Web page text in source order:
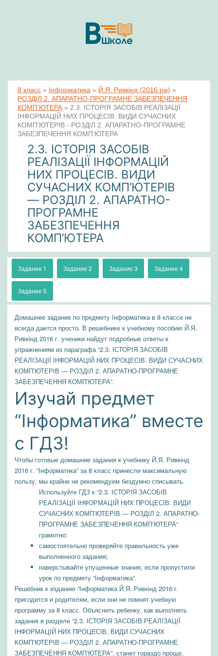
8 класс » Інформатика » Й.Я. Ривкінд (2016 рік) »
РОЗДІЛ 2. АПАРАТНО-ПРОГРАМНЕ ЗАБЕЗПЕЧЕННЯ
КОМП’ЮТЕРА » 2.3. ІСТОРІЯ ЗАСОБІВ РЕАЛІЗАЦІЇ
ІНФОРМАЦІЙ НИХ ПРОЦЕСІВ. ВИДИ СУЧАСНИХ
КОМП’ЮТЕРІВ - РОЗДІЛ 2. АПАРАТНО-ПРОГРАМНЕ
ЗАБЕЗПЕЧЕННЯ КОМП’ЮТЕРА
2.3. ІСТОРІЯ ЗАСОБІВ
РЕАЛІЗАЦІЇ ІНФОРМАЦІЙ
НИХ ПРОЦЕСІВ. ВИДИ
СУЧАСНИХ КОМП’ЮТЕРІВ
— РОЗДІЛ 2. АПАРАТНО-
ПРОГРАМНЕ
ЗАБЕЗПЕЧЕННЯ
КОМП’ЮТЕРА
Задание 1 Задание 2 Задание 3 Задание 4
Задание 5
Домашнее задание по предмету Інформатика в 8 классе не
всегда дается просто. В решебнике к учебному пособию Й.Я.
Ривкінд 2016 г. ученики найдут подробные ответы к
упражнениям из параграфа “2.3. ІСТОРІЯ ЗАСОБІВ
РЕАЛІЗАЦІЇ ІНФОРМАЦІЙ НИХ ПРОЦЕСІВ. ВИДИ СУЧАСНИХ
КОМП’ЮТЕРІВ — РОЗДІЛ 2. АПАРАТНО-ПРОГРАМНЕ
ЗАБЕЗПЕЧЕННЯ КОМП’ЮТЕРА”.
Изучай предмет
“Інформатика” вместе
с ГДЗ!
Чтобы готовые домашние задания к учебнику Й.Я. Ривкінд
2016 г. “Інформатика” за 8 класс принесли максимальную
пользу, мы крайне не рекомендуем бездумно списывать.
Используйте ГДЗ к “2.3. ІСТОРІЯ ЗАСОБІВ
РЕАЛІЗАЦІЇ ІНФОРМАЦІЙ НИХ ПРОЦЕСІВ. ВИДИ
СУЧАСНИХ КОМП’ЮТЕРІВ — РОЗДІЛ 2. АПАРАТНО-
ПРОГРАМНЕ ЗАБЕЗПЕЧЕННЯ КОМП’ЮТЕРА”
грамотно:
самостоятельно проверяйте правильность уже
выполненного задания;
наверстывайте упущенные знания, если пропустили
урок по предмету “Інформатика”.
Решебник к изданию “Інформатика Й.Я. Ривкінд 2016 г.
пригодится и родителям, если они не помнят учебную
программу за 8 класс. Объяснить ребенку, как выполнять
задания в разделе “2.3. ІСТОРІЯ ЗАСОБІВ РЕАЛІЗАЦІЇ
ІНФОРМАЦІЙ НИХ ПРОЦЕСІВ. ВИДИ СУЧАСНИХ
КОМП’ЮТЕРІВ — РОЗДІЛ 2. АПАРАТНО-ПРОГРАМНЕ
ЗАБЕЗПЕЧЕННЯ КОМП’ЮТЕРА”, станет гораздо проще.